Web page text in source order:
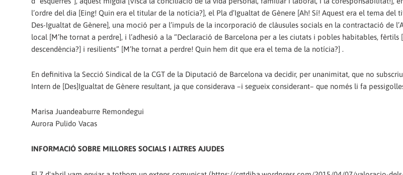
l’ordre del dia [Eing! Quin era el titular de la notícia?], el Pla d’Igualtat de Gènere [Ah! Sí! Aquest era el tema del
Des-Igualtat de Gènere], una moció per a l’impuls de la incorporació de clàusules socials en la contractació de
local [M’he tornat a perdre], i l’adhesió a la “Declaració de Barcelona per a les ciutats i pobles habitables, fèrtils
descendència?] i resilients” [M’he tornat a perdre! Quin hem dit que era el tema de la notícia?] .
En definitiva la Secció Sindical de la CGT de la Diputació de Barcelona va decidir, per unanimitat, que no
Intern de [Des]Igualtat de Gènere resultant, ja que considerava –i segueix considerant– que només li fa
Marisa Juandeaburre Remondegui
Aurora Pulido Vacas
INFORMACIÓ SOBRE MILLORES SOCIALS I ALTRES AJUDES